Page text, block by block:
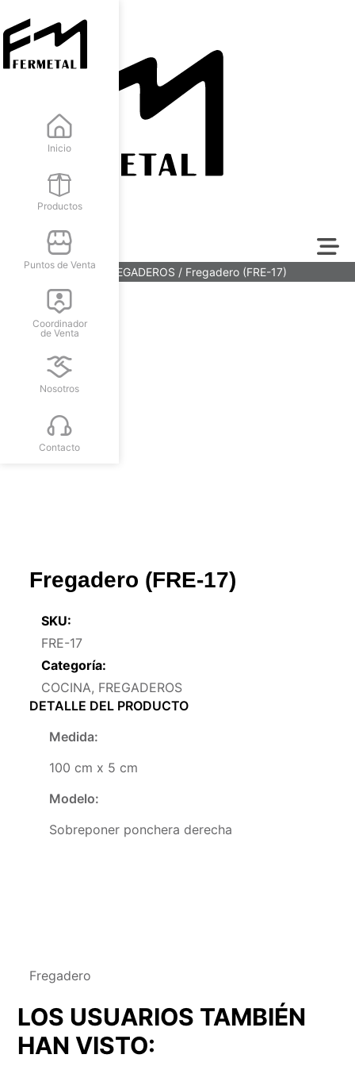
Inicio
Productos
Puntos de Venta
Coordinador
de Venta
Nosotros
Contacto
Inicio/COCINA/ FREGADEROS / Fregadero (FRE-17)
Fregadero (FRE-17)
SKU:
FRE-17
Categoría:
COCINA, FREGADEROS
DETALLE DEL PRODUCTO
Medida:
100 cm x 5 cm
Modelo:
Sobreponer ponchera derecha
Fregadero
LOS USUARIOS TAMBIÉN
HAN VISTO: